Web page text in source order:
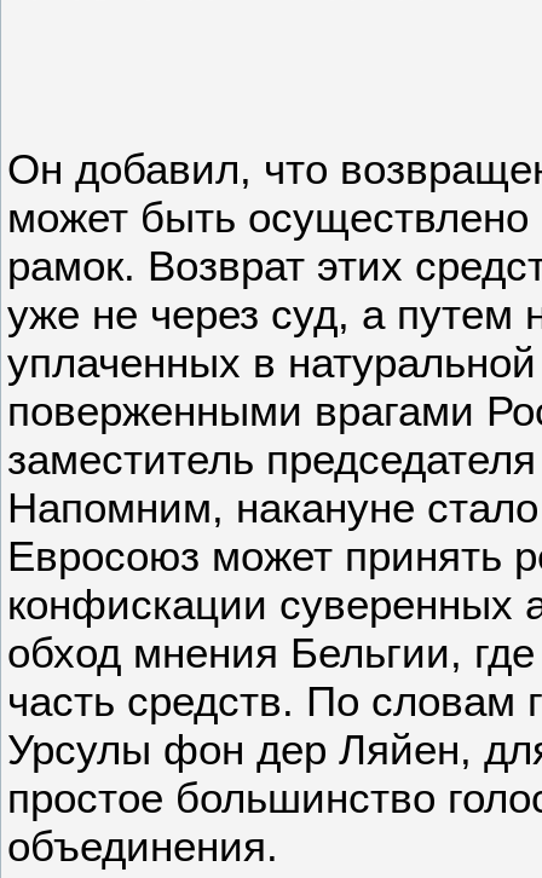
Он добавил, что
может быть
рамок. Возврат этих
уже не через суд, а путем
уплаченных в
поверженными врагами
заместитель
Напомним, накануне
Евросоюз может принять
конфискации суверенных
обход мнения Бельгии,
часть средств. По словам
Урсулы фон дер Ляйен,
простое большинство
объединения.